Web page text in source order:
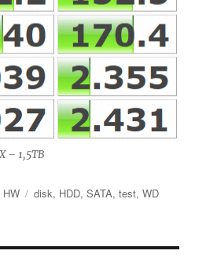
– 1,5TB
Rubriky:
HW Štítky:
disk, HDD,SATA,test,WD